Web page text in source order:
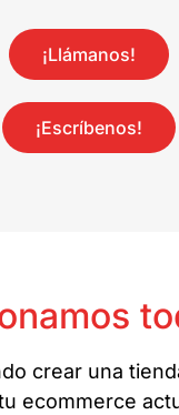
¡Llámanos!
¡Escríbenos!
crear una
ecommerce